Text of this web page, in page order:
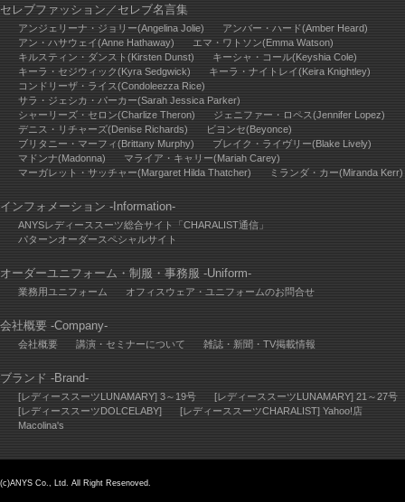
セレブファッション ／ セレブ名言集
アンジェリーナ・ジョリー(Angelina Jolie)
アンバー・ハード(Amber Heard)
アン・ハサウェイ(Anne Hathaway)
エマ・ワトソン(Emma Watson)
キルスティン・ダンスト(Kirsten Dunst)
キーシャ・コール(Keyshia Cole)
キーラ・セジウィック(Kyra Sedgwick)
キーラ・ナイトレイ(Keira Knightley)
コンドリーザ・ライス(Condoleezza Rice)
サラ・ジェシカ・パーカー(Sarah Jessica Parker)
シャーリーズ・セロン(Charlize Theron)
ジェニファー・ロペス(Jennifer Lopez)
デニス・リチャーズ(Denise Richards)
ビヨンセ(Beyonce)
ブリタニー・マーフィ(Brittany Murphy)
ブレイク・ライヴリー(Blake Lively)
マドンナ(Madonna)
マライア・キャリー(Mariah Carey)
マーガレット・サッチャー(Margaret Hilda Thatcher)
ミランダ・カー(Miranda Kerr)
インフォメーション -Information-
ANYSレディーススーツ総合サイト「CHARALIST通信」
パターンオーダースペシャルサイト
オーダーユニフォーム・制服・事務服 -Uniform-
業務用ユニフォーム オフィスウェア・ユニフォームのお問合せ
会社概要 -Company-
会社概要 講演・セミナーについて 雑誌・新聞・TV掲載情報
ブランド -Brand-
[レディーススーツLUNAMARY] 3～19号
[レディーススーツLUNAMARY] 21～27号
[レディーススーツDOLCELABY]
[レディーススーツCHARALIST] Yahoo!店
Macolina's
(c)ANYS Co., Ltd. All Right Resenoved.